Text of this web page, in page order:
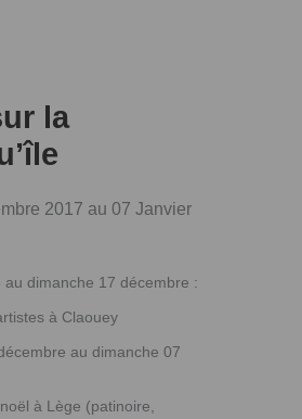
la
2017 au 07 Janvier
au dimanche 17 décembre :
à Claouey
au dimanche 07
à Lège (patinoire,